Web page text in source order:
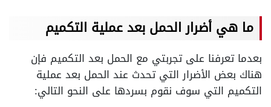
ما هي أضرار الحمل بعد عملية التكميم
بعدما تعرفنا على تجربتي مع الحمل بعد التكميم فإن
هناك بعض الأضرار التي تحدث عند الحمل بعد عملية
التكميم التي سوف نقوم بسردها على النحو التالي: